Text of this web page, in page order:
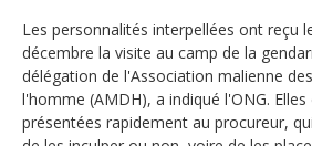
Les personnalités interpellées ont reçu
décembre la visite au camp de la
délégation de l'Association malienne
l'homme (AMDH), a indiqué l'ONG.
présentées rapidement au procureur,